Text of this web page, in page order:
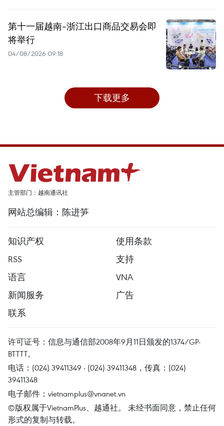
第十一届越南-浙江出口商品交易会即
将举行
04/08/2026 09:18
下载更多
主管部门：越南通讯社
网站总编辑：陈进笋
知识产权
使用条款
RSS
支持
语言
VNA
新闻服务
广告
联系
许可证号：信息与通信部2008年9月11日颁发的1374/GP-
BTTTT。
电话：(024) 39411349 - (024) 39411348，传真：(024)
39411348
电子邮件： vietnamplus@vnanet.vn
©版权属于VietnamPlus、越通社。 未经书面同意，禁止任何
形式的复制与转载。